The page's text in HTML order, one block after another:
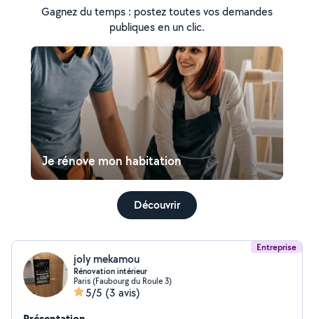
Gagnez du temps : postez toutes vos demandes
publiques en un clic.
Je rénove mon habitation
Découvrir
Entreprise
joly mekamou
Rénovation intérieur
Paris (Faubourg du Roule 3)
5/5 (3 avis)